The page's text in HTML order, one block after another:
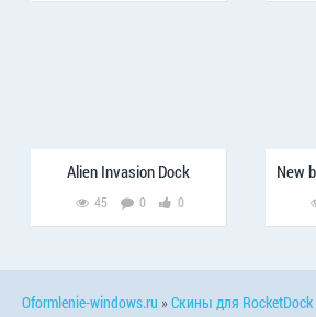
Alien Invasion Dock
45 0 0
Oformlenie-windows.ru »Скины для RocketDock